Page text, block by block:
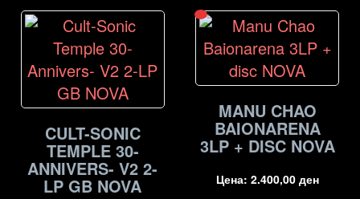
CULT-SONIC
TEMPLE 30-
ANNIVERS- V2 2-
LP GB NOVA
MANU CHAO
BAIONARENA
3LP + DISC NOVA
Цена: 2.400,00 ден